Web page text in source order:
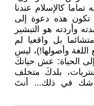
تماما كالإسلام عندنا
تكون هذه دعوة إلى
وأردته هو التبشير
بل واقعيا لم
وأصولها!)، ليس
الحياة: عش حياتكَ
بلدكَ متخلف
شك في ذلك... أنتَ